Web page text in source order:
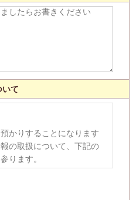
いて
かりすることになります
の取扱について、下記の
ります。
ため。 2)次の各号のいず